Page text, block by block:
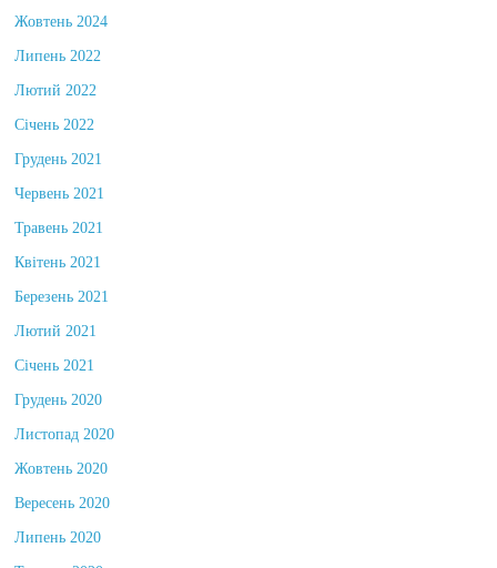
Жовтень 2024
Липень 2022
Лютий 2022
Січень 2022
Грудень 2021
Червень 2021
Травень 2021
Квітень 2021
Березень 2021
Лютий 2021
Січень 2021
Грудень 2020
Листопад 2020
Жовтень 2020
Вересень 2020
Липень 2020